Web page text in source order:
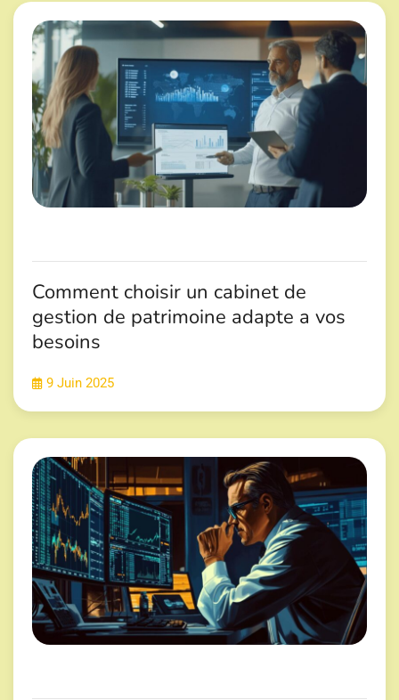
Comment choisir un cabinet de
gestion de patrimoine adapte a vos
besoins
9 Juin 2025